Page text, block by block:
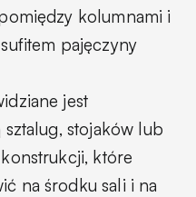
kolumnami i
pajęczyny
jest
stojaków lub
które
na środku sali i na